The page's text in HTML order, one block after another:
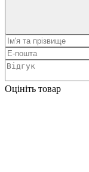
Оцініть товар